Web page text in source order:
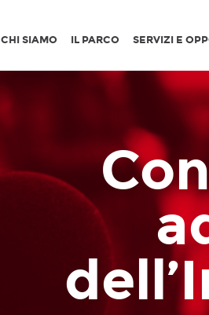
CHI SIAMO IL PARCO SERVIZI E